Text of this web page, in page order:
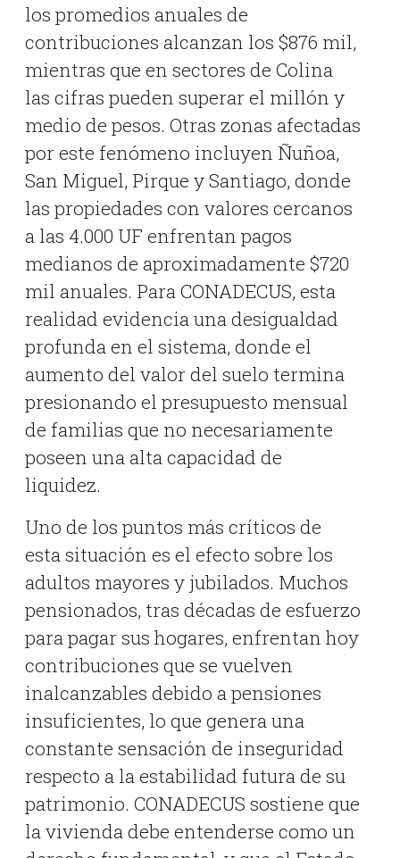
los promedios anuales de
contribuciones alcanzan los $876 mil,
mientras que en sectores de Colina
las cifras pueden superar el millón y
medio de pesos. Otras zonas afectadas
por este fenómeno incluyen Ñuñoa,
San Miguel, Pirque y Santiago, donde
las propiedades con valores cercanos
a las 4.000 UF enfrentan pagos
medianos de aproximadamente $720
mil anuales. Para CONADECUS, esta
realidad evidencia una desigualdad
profunda en el sistema, donde el
aumento del valor del suelo termina
presionando el presupuesto mensual
de familias que no necesariamente
poseen una alta capacidad de
liquidez.
Uno de los puntos más críticos de
esta situación es el efecto sobre los
adultos mayores y jubilados. Muchos
pensionados, tras décadas de esfuerzo
para pagar sus hogares, enfrentan hoy
contribuciones que se vuelven
inalcanzables debido a pensiones
insuficientes, lo que genera una
constante sensación de inseguridad
respecto a la estabilidad futura de su
patrimonio. CONADECUS sostiene que
la vivienda debe entenderse como un